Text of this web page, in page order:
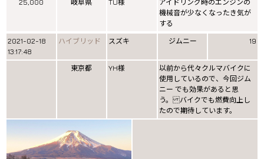
25,000 岐阜県 TU様
アイドリング時のエンジンの
機械音が少なくなったき気が
する
2021-02-18
13:17:48
ハイブリッド スズキ ジムニー 19
東京都 YH様
以前から代々クルマバイクに
使用しているので、今回ジム
ニー でも効果があると思
う。 バイクでも燃費向上し
たので期待しています。